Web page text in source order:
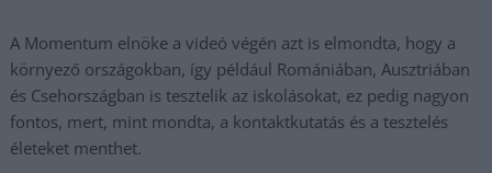
A Momentum elnöke a videó végén azt is elmondta, hogy a
környező országokban, így például Romániában, Ausztriában
és Csehországban is tesztelik az iskolásokat, ez pedig nagyon
fontos, mert, mint mondta, a kontaktkutatás és a tesztelés
életeket menthet.